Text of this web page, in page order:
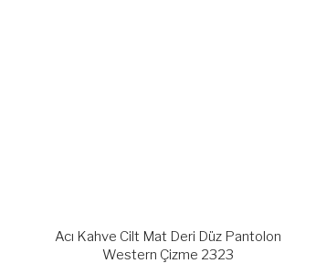
Acı Kahve Cilt Mat Deri Düz Pantolon
Western Çizme 2323